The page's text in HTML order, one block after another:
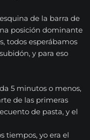
de la barra de
posición dominante
todos esperábamos
y para eso
5 minutos o menos,
de las primeras
de pasta, y el
tiempos, yo era el